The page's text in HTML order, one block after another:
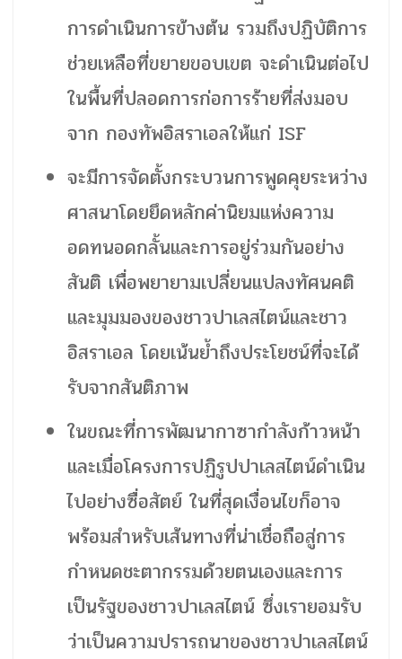
การดำเนินการข้างต้น รวมถึงปฏิบัติการ
ช่วยเหลือที่ขยายขอบเขต จะดำเนินต่อไป
ในพื้นที่ปลอดการก่อการร้ายที่ส่งมอบ
จาก กองทัพอิสราเอลให้แก่ ISF
จะมีการจัดตั้งกระบวนการพูดคุยระหว่าง
ศาสนาโดยยึดหลักค่านิยมแห่งความ
อดทนอดกลั้นและการอยู่ร่วมกันอย่าง
สันติ เพื่อพยายามเปลี่ยนแปลงทัศนคติ
และมุมมองของชาวปาเลสไตน์และชาว
อิสราเอล โดยเน้นย้ำถึงประโยชน์ที่จะได้
รับจากสันติภาพ
ในขณะที่การพัฒนากาซากำลังก้าวหน้า
และเมื่อโครงการปฏิรูปปาเลสไตน์ดำเนิน
ไปอย่างซื่อสัตย์ ในที่สุดเงื่อนไขก็อาจ
พร้อมสำหรับเส้นทางที่น่าเชื่อถือสู่การ
กำหนดชะตากรรมด้วยตนเองและการ
เป็นรัฐของชาวปาเลสไตน์ ซึ่งเรายอมรับ
ว่าเป็นความปรารถนาของชาวปาเลสไตน์